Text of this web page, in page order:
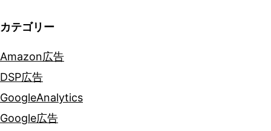
カテゴリー
Amazon広告
DSP広告
GoogleAnalytics
Google広告